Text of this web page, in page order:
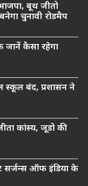
बूथ जीतो
चुनावी रोडमैप
कैसा रहेगा
बंद, प्रशासन ने
कांस्य, जूडो की
सर्जन्स ऑफ इंडिया के